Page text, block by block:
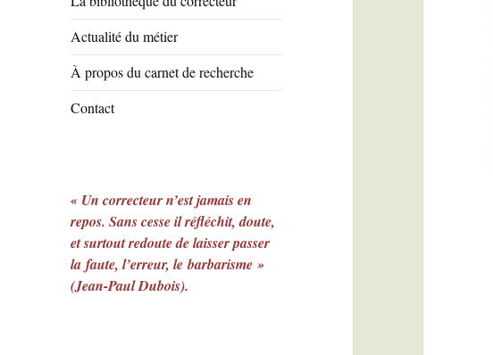
Actualité du métier
À propos du carnet de recherche
Contact
« Un correcteur n’est jamais en
repos. Sans cesse il réfléchit, doute,
et surtout redoute de laisser passer
la faute, l’erreur, le barbarisme »
(Jean-Paul Dubois).